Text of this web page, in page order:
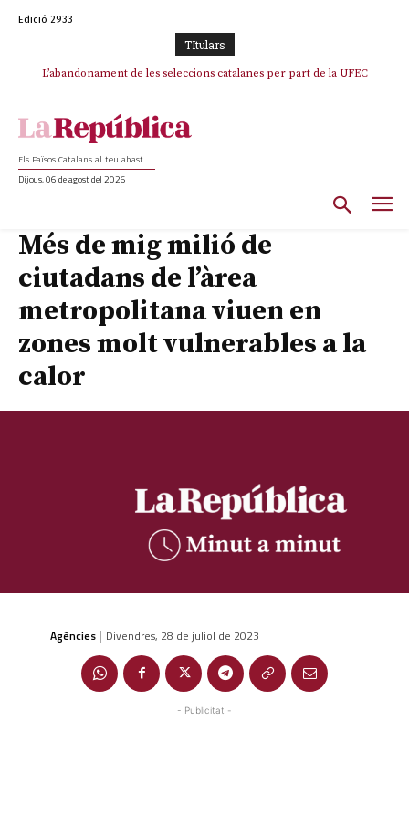
Edició 2933
TItulars
L’abandonament de les seleccions catalanes per part de la UFEC
TV3 perd el lideratge després de 23 mesos: Una deriva sense continguts i
Els Països Catalans al teu abast
Dijous, 06 de agost del 2026
Més de mig milió de
ciutadans de l’àrea
metropolitana viuen en
zones molt vulnerables a la
calor
Agències | Divendres, 28 de juliol de 2023
- Publicitat -